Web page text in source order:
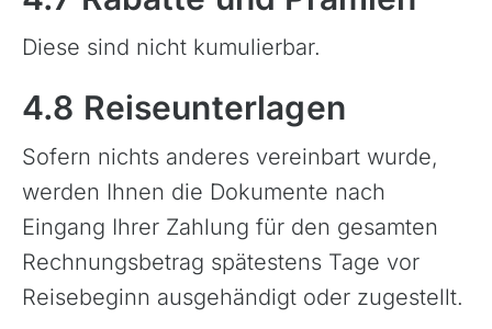
Diese sind nicht kumulierbar.
4.8 Reiseunterlagen
Sofern nichts anderes vereinbart wurde,
werden Ihnen die Dokumente nach
Eingang Ihrer Zahlung für den gesamten
Rechnungsbetrag spätestens Tage vor
Reisebeginn ausgehändigt oder zugestellt.